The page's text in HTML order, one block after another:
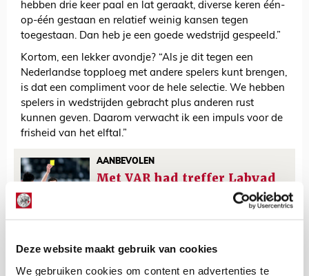
Deze website maakt gebruik van cookies
We gebruiken cookies om content en advertenties te
hebben drie keer paal en lat geraakt, diverse keren één-
op-één gestaan en relatief weinig kansen tegen
toegestaan. Dan heb je een goede wedstrijd gespeeld.”
Kortom, een lekker avondje? “Als je dit tegen een
Nederlandse topploeg met andere spelers kunt brengen,
is dat een compliment voor de hele selectie. We hebben
spelers in wedstrijden gebracht plus anderen rust
kunnen geven. Daarom verwacht ik een impuls voor de
frisheid van het elftal.”
AANBEVOLEN
Met VAR had treffer Labyad
nooit geteld, oordeelt
De Redactie
Bekijk alle berichten van De Redactie